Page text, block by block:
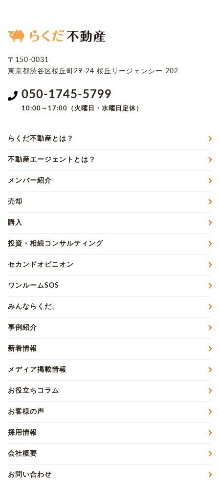
〒150-0031
東京都渋谷区桜丘町29-24 桜丘リージェンシー 202
050-1745-5799
10:00～17:00（火曜日・水曜日定休）
らくだ不動産とは？
不動産エージェントとは？
メンバー紹介
売却
購入
投資・相続コンサルティング
セカンドオピニオン
ワンルームSOS
みんならくだ。
事例紹介
新着情報
メディア掲載情報
お役立ちコラム
お客様の声
採用情報
会社概要
お問い合わせ